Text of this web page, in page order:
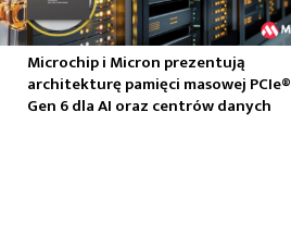
Microchip i Micron prezentują
architekturę pamięci masowej PCIe®
Gen 6 dla AI oraz centrów danych